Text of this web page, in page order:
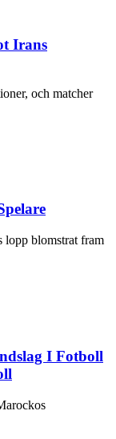
Irans
och matcher
lopp blomstrat fram
I Fotboll